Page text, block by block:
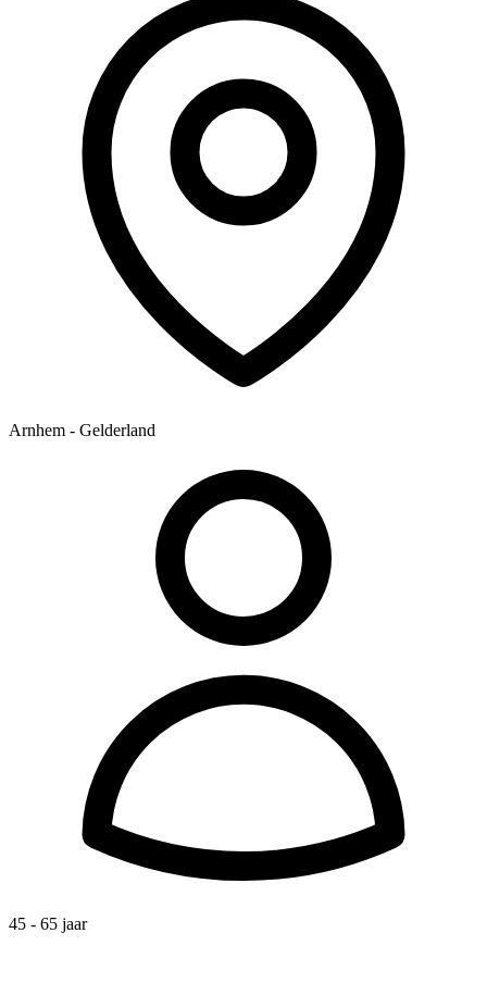
Arnhem - Gelderland
45 - 65 jaar